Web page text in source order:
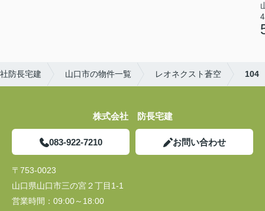
防長宅建 山口市の物件一覧 レオネクスト蒼空 104
株式会社 防長宅建
083-922-7210 お問い合わせ
〒753-0023
山口県山口市三の宮２丁目1-1
営業時間： 09:00～18:00